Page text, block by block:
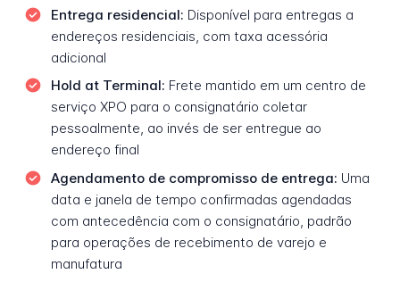
Entrega residencial: Disponível para entregas a
endereços residenciais, com taxa acessória
adicional
Hold at Terminal: Frete mantido em um centro de
serviço XPO para o consignatário coletar
pessoalmente, ao invés de ser entregue ao
endereço final
Agendamento de compromisso de entrega: Uma
data e janela de tempo confirmadas agendadas
com antecedência com o consignatário, padrão
para operações de recebimento de varejo e
manufatura